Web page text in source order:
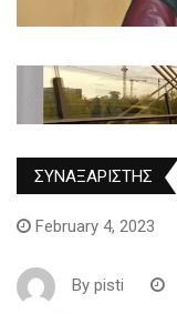
ΣΥΝΑΞΑΡΙΣΤΗΣ
February 4, 2023
By pisti